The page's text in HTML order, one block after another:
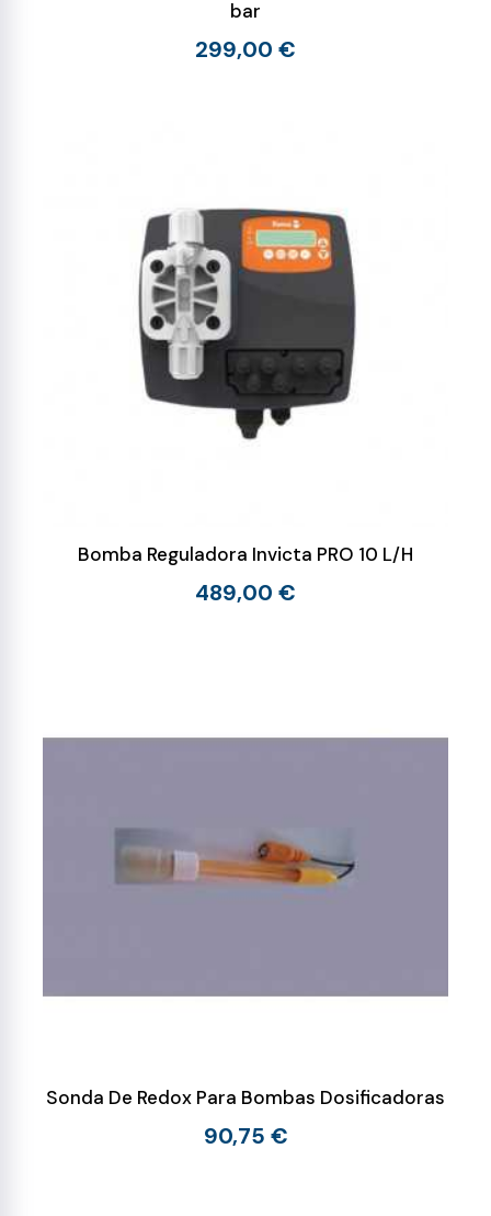
bar
299,00 €
Bomba Reguladora Invicta PRO 10 L/H
489,00 €
Sonda De Redox Para Bombas Dosificadoras
90,75 €